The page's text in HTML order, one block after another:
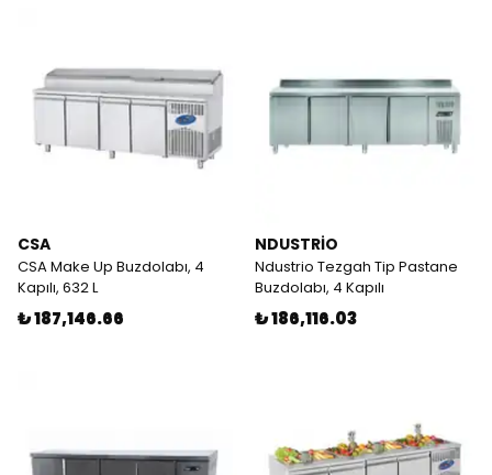
CSA
CSA Make Up Buzdolabı, 4
Kapılı, 632 L
₺ 187,146.66
NDUSTRİO
Ndustrio Tezgah Tip Pastane
Buzdolabı, 4 Kapılı
₺ 186,116.03